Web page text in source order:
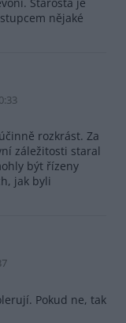
nějaké
rozkrást. Za
záležitosti staral
být řízeny
jak byli
Pokud ne, tak